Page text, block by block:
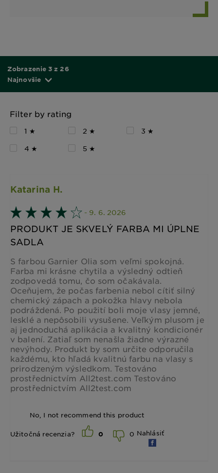
Zobrazenie 3 z 26
Najnovšie
Filter by rating
1 ★ 2 ★
3 ★
4 ★
5 ★
Katarina H.
- 9. 6. 2026
PRODUKT JE SKVELÝ FARBA MI ÚPLNE
SADLA
S farbou Garnier Olia som veľmi spokojná.
Farba mi krásne chytila a výsledný odtieň
zodpovedá tomu, čo som očakávala.
Oceňujem, že počas farbenia nebol cítiť silný
chemický zápach a pokožka hlavy nebola
podráždená. Po použití boli moje vlasy jemné,
lesklé a nepôsobili vysušene. Veľkým plusom je
aj jednoduchá aplikácia a kvalitný kondicionér
v balení. Zatiaľ som nenašla žiadne výrazné
nevýhody. Produkt by som určite odporučila
každému, kto hľadá kvalitnú farbu na vlasy s
prirodzeným výsledkom. Testováno
prostřednictvím All2test.com Testováno
prostřednictvím All2test.com
No, I not recommend this product
Užitočná recenzia? 0 0 Nahlásiť